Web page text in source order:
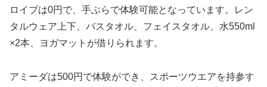
ロイブは0円で、手ぶらで体験可能となっています。レン
タルウェア上下、バスタオル、フェイスタオル、水550ml
×2本、ヨガマットが借りられます。
アミーダは500円で体験ができ、スポーツウエアを持参す